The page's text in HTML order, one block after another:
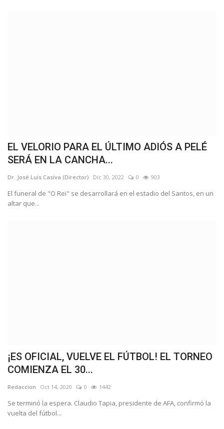
EL VELORIO PARA EL ÚLTIMO ADIÓS A PELÉ
SERÁ EN LA CANCHA...
Dr. José Luis Casiva (Director) Dic 30, 2022 0 903
El funeral de "O Rei" se desarrollará en el estadio del Santos, en un
altar que...
¡ES OFICIAL, VUELVE EL FÚTBOL! EL TORNEO
COMIENZA EL 30...
Redaccion Oct 14, 2020 0 1442
Se terminó la espera. Claudio Tapia, presidente de AFA, confirmó la
vuelta del fútbol...